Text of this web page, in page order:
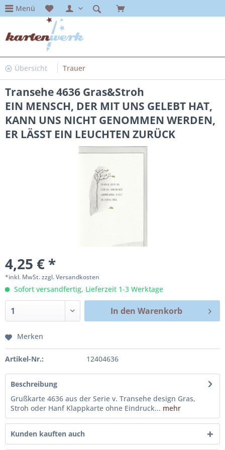
Menü
Übersicht Trauer
Transehe 4636 Gras&Stroh
EIN MENSCH, DER MIT UNS GELEBT HAT,
KANN UNS NICHT GENOMMEN WERDEN,
ER LÄSST EIN LEUCHTEN ZURÜCK
4,25 € *
*inkl. MwSt.zzgl. Versandkosten
Sofort versandfertig, Lieferzeit 1-3 Werktage
In den Warenkorb
Merken
Artikel-Nr.: 12404636
Beschreibung
Grußkarte 4636 aus der Serie v. Transehe design Gras,
Stroh oder Hanf Klappkarte ohne Eindruck... mehr
Kunden kauften auch